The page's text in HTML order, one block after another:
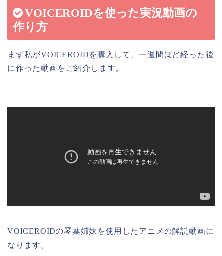
VOICEROIDを使った実況動画の
作り方
まず私がVOICEROIDを購入して、一週間ほど経った後
に作った動画をご紹介します。
VOICEROIDの琴葉姉妹を使用したアニメの解説動画に
なります。